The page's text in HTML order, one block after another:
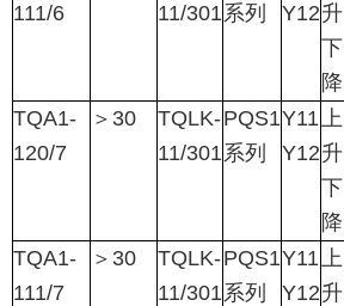
111/6
11/301系列
Y12升
下
降
TQA1-
120/7
＞ 30
TQLK-
11/301
PQS1
系列
Y11
Y12
上
升
下
降
TQA1-
111/7
＞ 30
TQLK-
11/301
PQS1
系列
Y11
Y12
上
升